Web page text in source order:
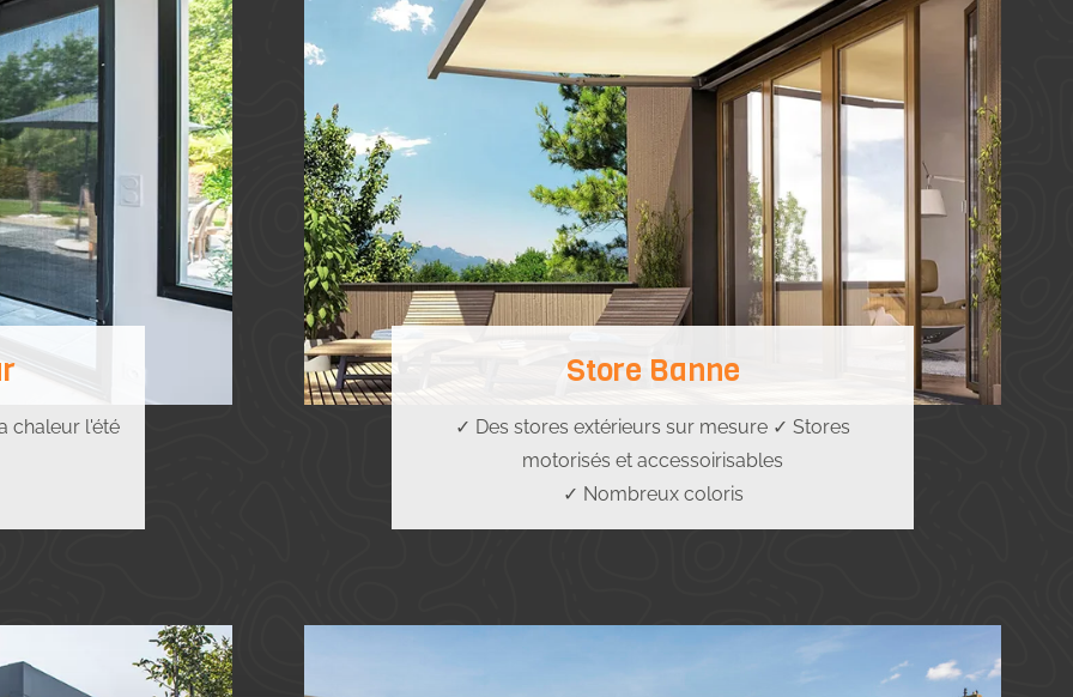
chaleur l'été
Store Banne
✓ Des stores extérieurs sur mesure ✓ Stores
motorisés et accessoirisables
✓ Nombreux coloris